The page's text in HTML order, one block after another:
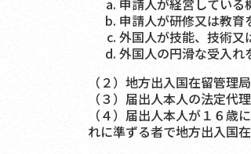
申請人が経営してい
申請人が研修又は教育
外国人が技能、技術又
外国人の円滑な受入れ
（２）地方出入国在留管理
（３）届出人本人の法定代
（４）届出人本人が１６
れに準ずる者で地方出入国